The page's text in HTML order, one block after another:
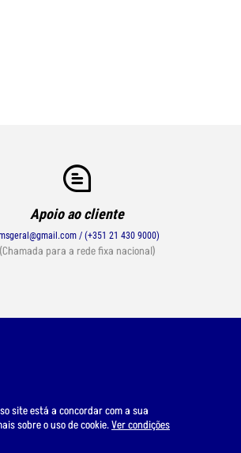
Apoio ao cliente
/ (+351 21 430 9000)
(Chamada para a rede fixa nacional)
site está a concordar com a sua
sobre o uso de cookie.Ver condições